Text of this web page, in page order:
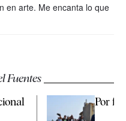
en arte. Me encanta lo que
Fuentes
Por